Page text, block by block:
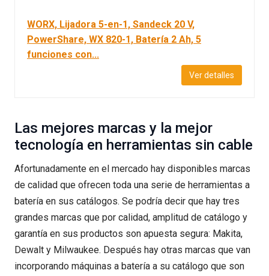
WORX, Lijadora 5-en-1, Sandeck 20 V,
PowerShare, WX 820-1, Batería 2 Ah, 5
funciones con...
Ver detalles
Las mejores marcas y la mejor
tecnología en herramientas sin cable
Afortunadamente en el mercado hay disponibles marcas
de calidad que ofrecen toda una serie de herramientas a
batería en sus catálogos. Se podría decir que hay tres
grandes marcas que por calidad, amplitud de catálogo y
garantía en sus productos son apuesta segura: Makita,
Dewalt y Milwaukee. Después hay otras marcas que van
incorporando máquinas a batería a su catálogo que son